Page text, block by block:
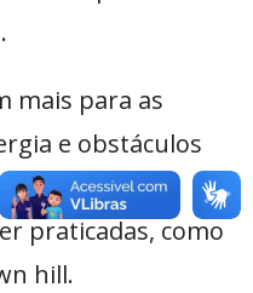
mais para as
e obstáculos
variadas
praticadas, como
hill.